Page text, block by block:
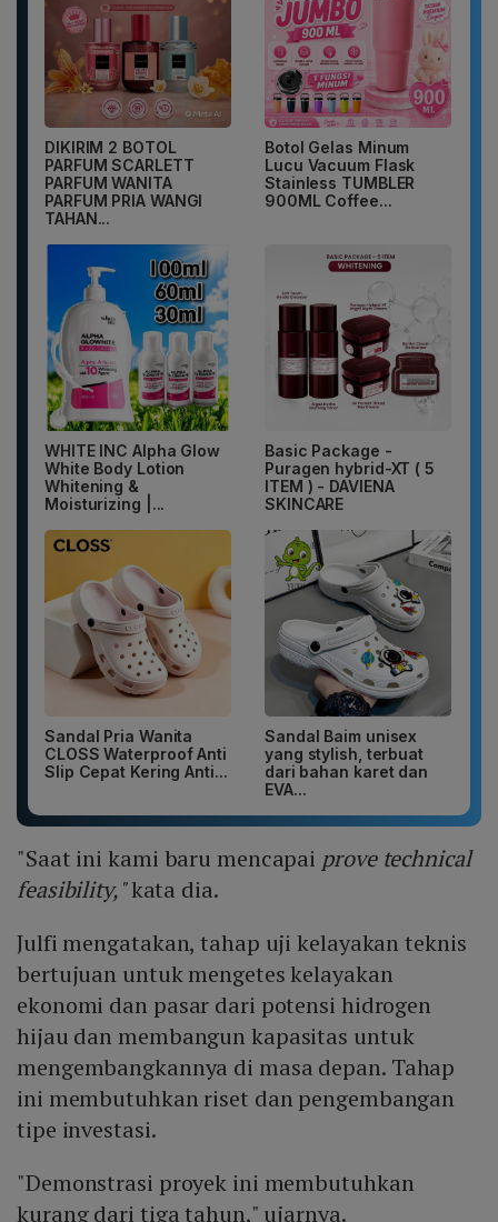
DIKIRIM 2 BOTOL
PARFUM SCARLETT
PARFUM WANITA
PARFUM PRIA WANGI
TAHAN...
Botol Gelas Minum
Lucu Vacuum Flask
Stainless TUMBLER
900ML Coffee...
WHITE INC Alpha Glow
White Body Lotion
Whitening &
Moisturizing |...
Basic Package -
Puragen hybrid-XT ( 5
ITEM ) - DAVIENA
SKINCARE
Sandal Pria Wanita
CLOSS Waterproof Anti
Slip Cepat Kering Anti...
Sandal Baim unisex
yang stylish, terbuat
dari bahan karet dan
EVA...
"Saat ini kami baru mencapai prove technical
feasibility,"kata dia.
Julfi mengatakan, tahap uji kelayakan teknis
bertujuan untuk mengetes kelayakan
ekonomi dan pasar dari potensi hidrogen
hijau dan membangun kapasitas untuk
mengembangkannya di masa depan. Tahap
ini membutuhkan riset dan pengembangan
tipe investasi.
"Demonstrasi proyek ini membutuhkan
kurang dari tiga tahun," ujarnya.